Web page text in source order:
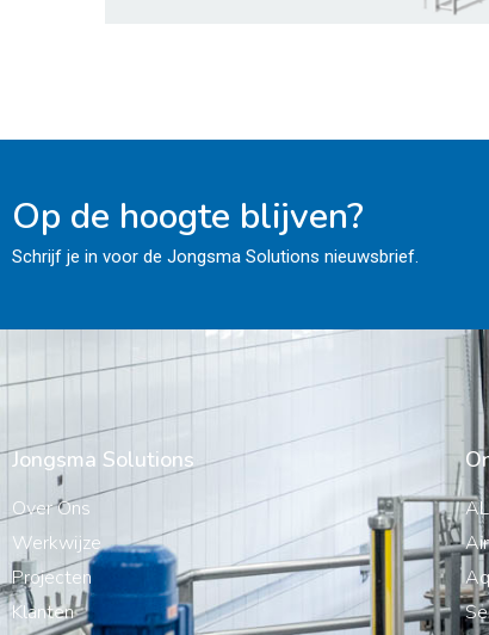
Op de hoogte blijven?
Schrijf je in voor de Jongsma Solutions nieuwsbrief.
Jongsma Solutions
Over Ons
Werkwijze
Projecten
Klanten